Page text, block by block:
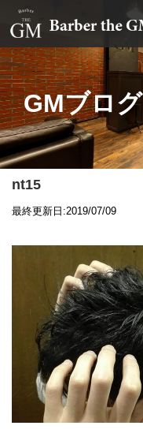
大阪・本町｜大人の散髪屋
GMブログ
nt15
最終更新日:2019/07/09